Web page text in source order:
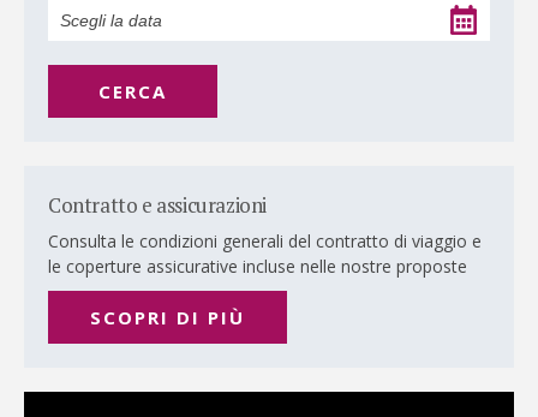
CERCA
Contratto e assicurazioni
Consulta le condizioni generali del contratto di viaggio e
le coperture assicurative incluse nelle nostre proposte
SCOPRI DI PIÙ